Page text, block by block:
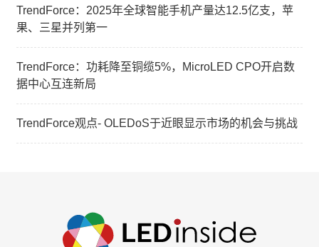
TrendForce：2025年全球智能手机产量达12.5亿支，苹
果、三星并列第一
TrendForce：功耗降至铜缆5%，MicroLED CPO开启数
据中心互连新局
TrendForce观点- OLEDoS于近眼显示市场的机会与挑战